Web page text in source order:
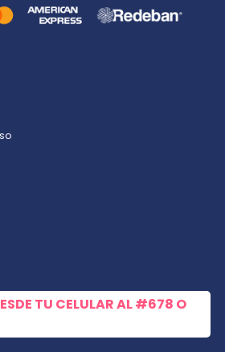
TU CELULAR AL#678 O